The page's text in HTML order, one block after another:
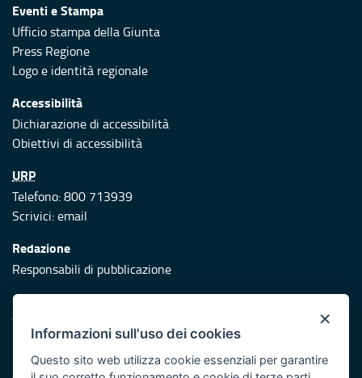
Eventi e Stampa
Ufficio stampa della Giunta
Press Regione
Logo e identità regionale
Accessibilità
Dichiarazione di accessibilità
Obiettivi di accessibilità
URP
Telefono: 800 713939
Scrivici:email
Redazione
Responsabili di pubblicazione
Protezione civile
Vai al sito di Protezione Civile Puglia
Iniziativa finanziata con risorse del POR Puglia 2014/2020 -
Asse XI
×
Informazioni sull'uso dei cookies
Questo sito web utilizza cookie essenziali per garantire